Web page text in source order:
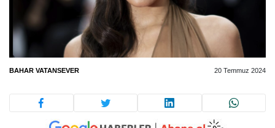
BAHAR VATANSEVER 20 Temmuz 2024